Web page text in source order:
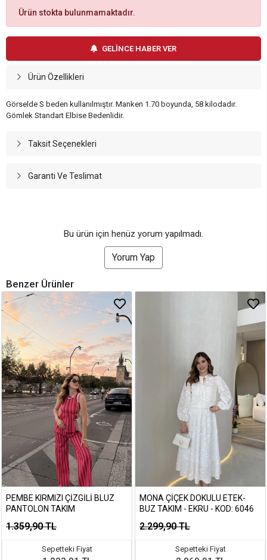
Ürün stokta bulunmamaktadır.
GELİNCE HABER VER
Ürün Özellikleri
Görselde S beden kullanılmıştır. Manken 1.70 boyunda, 58 kilodadır.
Gömlek Standart Elbise Bedenlidir.
Taksit Seçenekleri
Garanti Ve Teslimat
Bu ürün için henüz yorum yapılmadı.
Yorum Yap
Benzer Ürünler
PEMBE KIRMIZI ÇIZGILI BLUZ
PANTOLON TAKIM
1.359,90 TL
Sepetteki Fiyat
MONA ÇIÇEK DOKULU ETEK-
BUZ TAKIM - EKRU - KOD: 6046
2.299,90 TL
Sepetteki Fiyat